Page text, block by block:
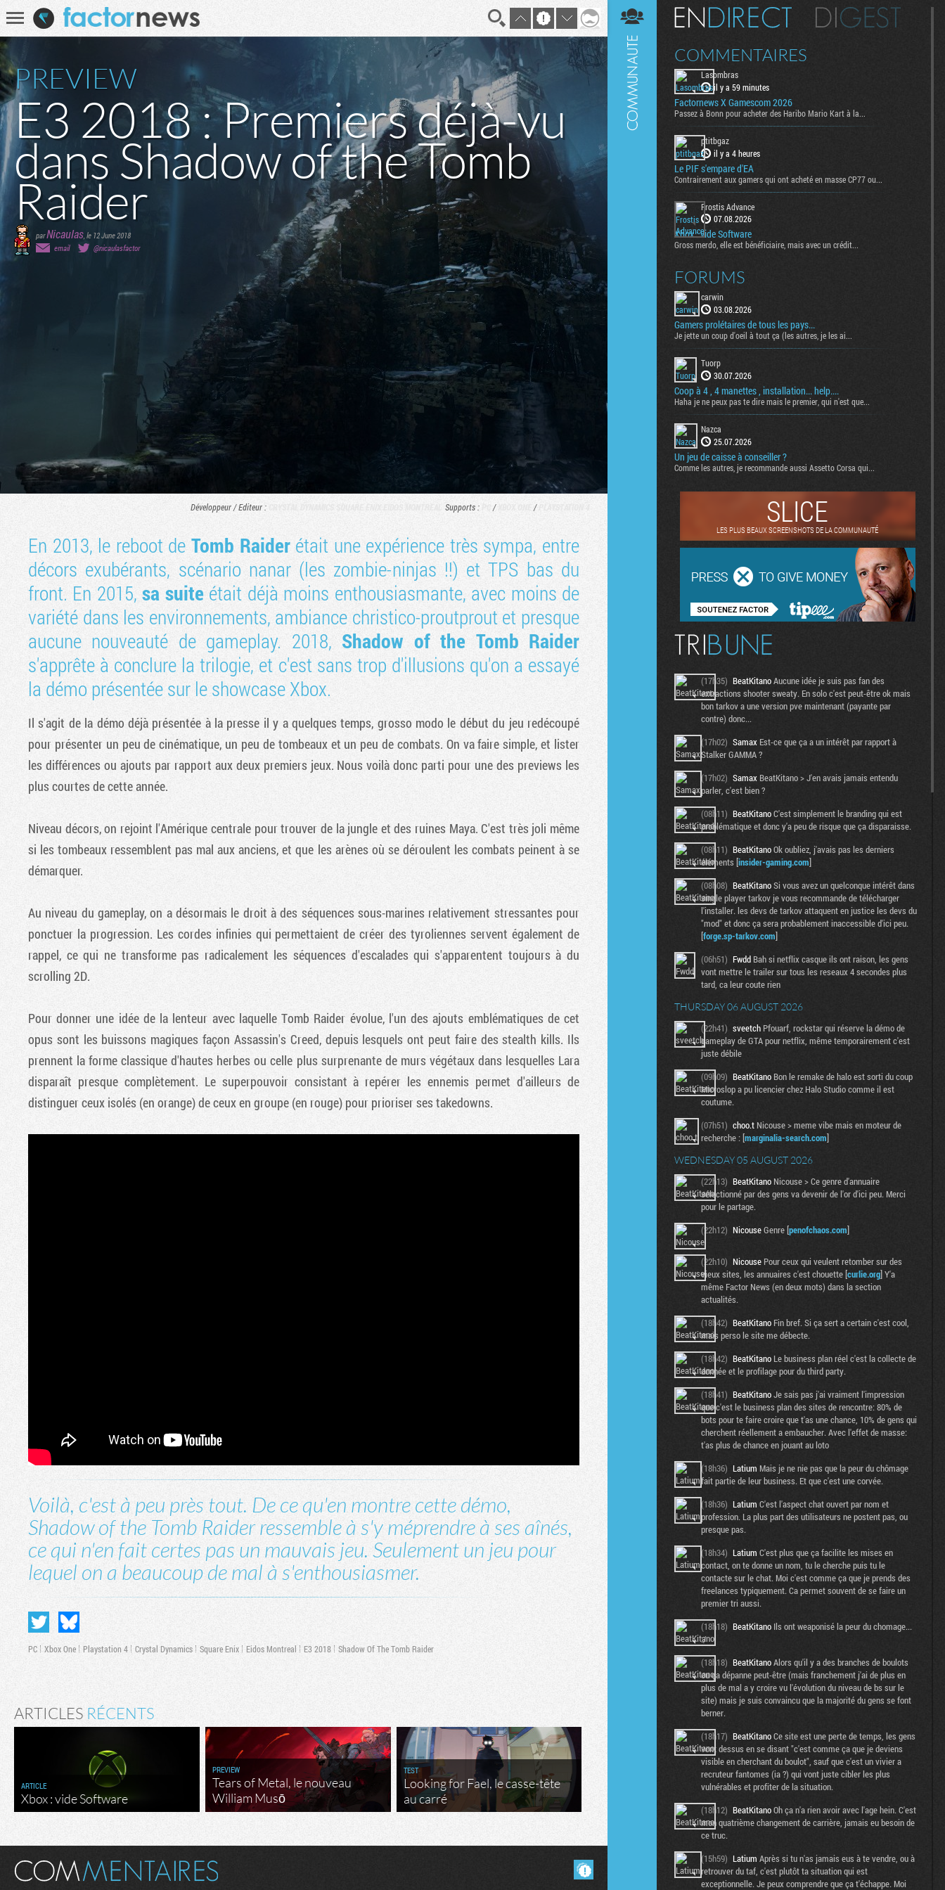
Recherche
PREVIEW
E3 2018 : Premiers déjà-vu
dans Shadow of the Tomb
Raider
parNicaulas,le 12 June 2018
email
@nicaulasfactor
Développeur / Editeur : Supports : / /
En 2013, le reboot de Tomb Raiderétait une expérience très sympa, entre
décors exubérants, scénario nanar (les zombie-ninjas !!) et TPS bas du
front. En 2015,sa suiteétait déjà moins enthousiasmante, avec moins de
variété dans les environnements, ambiance christico-proutprout et presque
aucune nouveauté de gameplay. 2018, Shadow of the Tomb Raider
s'apprête à conclure la trilogie, et c'est sans trop d'illusions qu'on a essayé
la démo présentée sur le showcase Xbox.
Il s'agit de la démo déjà présentée à la presse il y a quelques temps, grosso modo le début du jeu redécoupé
pour présenter un peu de cinématique, un peu de tombeaux et un peu de combats. On va faire simple, et lister
les différences ou ajouts par rapport aux deux premiers jeux. Nous voilà donc parti pour une des previews les
plus courtes de cette année.
Niveau décors, on rejoint l'Amérique centrale pour trouver de la jungle et des ruines Maya. C'est très joli même
si les tombeaux ressemblent pas mal aux anciens, et que les arènes où se déroulent les combats peinent à se
démarquer.
Au niveau du gameplay, on a désormais le droit à des séquences sous-marines relativement stressantes pour
ponctuer la progression. Les cordes infinies qui permettaient de créer des tyroliennes servent également de
rappel, ce qui ne transforme pas radicalement les séquences d'escalades qui s'apparentent toujours à du
scrolling 2D.
Pour donner une idée de la lenteur avec laquelle Tomb Raider évolue, l'un des ajouts emblématiques de cet
opus sont les buissons magiques façon Assassin's Creed, depuis lesquels ont peut faire des stealth kills. Ils
prennent la forme classique d'hautes herbes ou celle plus surprenante de murs végétaux dans lesquelles Lara
disparaît presque complètement. Le superpouvoir consistant à repérer les ennemis permet d'ailleurs de
distinguer ceux isolés (en orange) de ceux en groupe (en rouge) pour prioriser ses takedowns.
Voilà, c'est à peu près tout. De ce qu'en montre cette démo,
Shadow of the Tomb Raider ressemble à s'y méprendre à ses aînés,
ce qui n'en fait certes pas un mauvais jeu. Seulement un jeu pour
lequel on a beaucoup de mal à s'enthousiasmer.
PC Xbox One Playstation 4 Crystal Dynamics Square Enix Eidos Montreal E3 2018 Shadow Of The Tomb Raider
ARTICLES RÉCENTS
ARTICLE
Xbox : vide Software
PREVIEW
Tears of Metal, le nouveau
William Musō
TEST
Looking for Fael, le casse-tête
au carré
En direct Digest
COMMENTAIRES
Lasombras
il y a 59 minutes
Factornews X Gamescom 2026
Passez à Bonn pour acheter des Haribo Mario Kart à la...
ptitbgaz
il y a 4 heures
Le PIF s'empare d'EA
Contrairement aux gamers qui ont acheté en masse CP77 ou...
Frostis Advance
07.08.2026
Xbox : vide Software
Gross merdo, elle est bénéficiaire, mais avec un crédit...
FORUMS
carwin
03.08.2026
Gamers prolétaires de tous les pays...
Je jette un coup d'oeil à tout ça (les autres, je les ai...
Tuorp
30.07.2026
Coop à 4 , 4 manettes , installation... help....
Haha je ne peux pas te dire mais le premier, qui n'est que...
Nazca
25.07.2026
Un jeu de caisse à conseiller ?
Comme les autres, je recommande aussi Assetto Corsa qui...
SLICE
LES PLUS BEAUX SCREENSHOTS DE LA COMMUNAUTÉ
Tribune
(17h35) BeatKitanoAucune idée je suis pas fan des
extractions shooter sweaty. En solo c'est peut-être ok mais
bon tarkov a une version pve maintenant (payante par
contre) donc...
(17h02) Samax Est-ce que ça a un intérêt par rapport à
Stalker GAMMA ?
(17h02) Samax BeatKitano > J'en avais jamais entendu
parler, c'est bien ?
(08h11) BeatKitanoC'est simplement le branding qui est
problématique et donc y'a peu de risque que ça disparaisse.
(08h11) BeatKitanoOk oubliez, j'avais pas les derniers
éléments [insider-gaming.com]
(08h08) BeatKitanoSi vous avez un quelconque intérêt dans
single player tarkov je vous recommande de télécharger
l'installer. les devs de tarkov attaquent en justice les devs du
"mod" et donc ça sera probablement inaccessible d'ici peu.
[forge.sp-tarkov.com]
(06h51) Fwdd Bah si netflix casque ils ont raison, les gens
vont mettre le trailer sur tous les reseaux 4 secondes plus
tard, ca leur coute rien
THURSDAY 06 AUGUST 2026
(22h41) sveetch Pfouarf, rockstar qui réserve la démo de
gameplay de GTA pour netflix, même temporairement c'est
juste débile
(09h09) BeatKitano Bon le remake de halo est sorti du coup
Microslop a pu licencier chez Halo Studio comme il est
coutume.
(07h51) choo.t Nicouse > meme vibe mais en moteur de
recherche : [marginalia-search.com]
WEDNESDAY 05 AUGUST 2026
(22h13) BeatKitano Nicouse > Ce genre d'annuaire
sélectionné par des gens va devenir de l'or d'ici peu. Merci
pour le partage.
(22h12) NicouseGenre [penofchaos.com]
(22h10) Nicouse Pour ceux qui veulent retomber sur des
vieux sites, les annuaires c'est chouette [curlie.org] Y'a
même Factor News (en deux mots) dans la section
actualités.
(18h42) BeatKitano Fin bref. Si ça sert a certain c'est cool,
mais perso le site me débecte.
(18h42) BeatKitano Le business plan réel c'est la collecte de
donnée et le profilage pour du third party.
(18h41) BeatKitanoJe sais pas j'ai vraiment l'impression
que c'est le business plan des sites de rencontre: 80% de
bots pour te faire croire que t'as une chance, 10% de gens qui
cherchent réellement a embaucher. Avec l'effet de masse:
t'as plus de chance en jouant au loto
(18h36) Latium Mais je ne nie pas que la peur du chômage
fait partie de leur business. Et que c'est une corvée.
(18h36) Latium C'est l'aspect chat ouvert par nom et
profession. La plus part des utilisateurs ne postent pas, ou
presque pas.
(18h34) Latium C'est plus que ça facilite les mises en
contact, on te donne un nom, tu le cherche puis tu le
contacte sur le chat. Moi c'est comme ça que je prends des
freelances typiquement. Ca permet souvent de se faire un
premier tri aussi.
(18h18) BeatKitano Ils ont weaponisé la peur du chomage...
:/
(18h18) BeatKitanoAlors qu'il y a des branches de boulots
ou ça dépanne peut-être (mais franchement j'ai de plus en
plus de mal a y croire vu l'évolution du niveau de bs sur le
site) mais je suis convaincu que la majorité du gens se font
berner.
(18h17) BeatKitanoCe site est une perte de temps, les gens
vont dessus en se disant "c'est comme ça que je deviens
visible en cherchant du boulot", sauf que c'est un vivier a
recruteur fantomes (ia ?) qui vont juste cibler les plus
vulnérables et profiter de la situation.
(18h12) BeatKitanoOh ça n'a rien avoir avec l'age hein. C'est
mon quatrième changement de carrière, jamais eu besoin de
ce truc.
(15h59) Latium Après si tu n'as jamais eus à te vendre, ou à
retrouver du taf, c'est plutôt ta situation qui est
exceptionnelle. Je peux comprendre que ça t'échappe. Moi